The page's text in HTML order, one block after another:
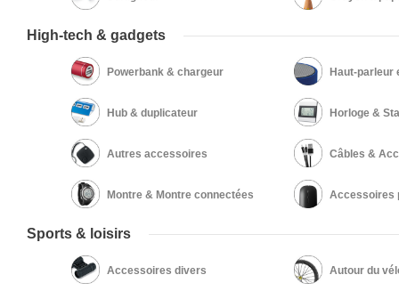
High-tech & gadgets
Powerbank & chargeur Haut-parleur
Hub & duplicateur Horloge &
Autres accessoires Câbles &
Montre & Montre connectées Accessoires
Sports & loisirs
Accessoires divers Autour du